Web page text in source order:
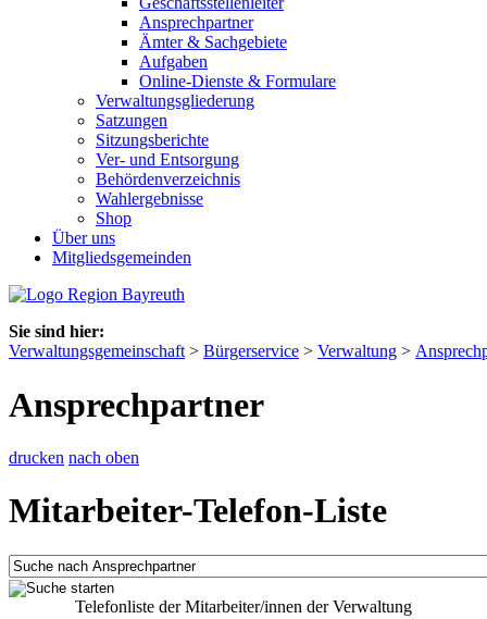
Ansprechpartner
Ämter & Sachgebiete
Aufgaben
Online-Dienste & Formulare
Verwaltungsgliederung
Satzungen
Sitzungsberichte
Ver- und Entsorgung
Behördenverzeichnis
Wahlergebnisse
Shop
Über uns
Mitgliedsgemeinden
Sie sind hier:
Verwaltungsgemeinschaft > Bürgerservice > Verwaltung >
Ansprechpartner
drucken nach oben
Mitarbeiter-Telefon-Liste
Telefonliste der Mitarbeiter/innen der Verwaltung